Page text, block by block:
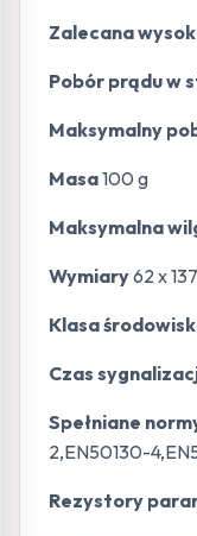
Zalecana
Pobór prądu w
Maksymalny
Masa100 g
Maksymalna
Wymiary62 x
Klasa
Czas
Spełniane
2,EN50130-
Rezystory